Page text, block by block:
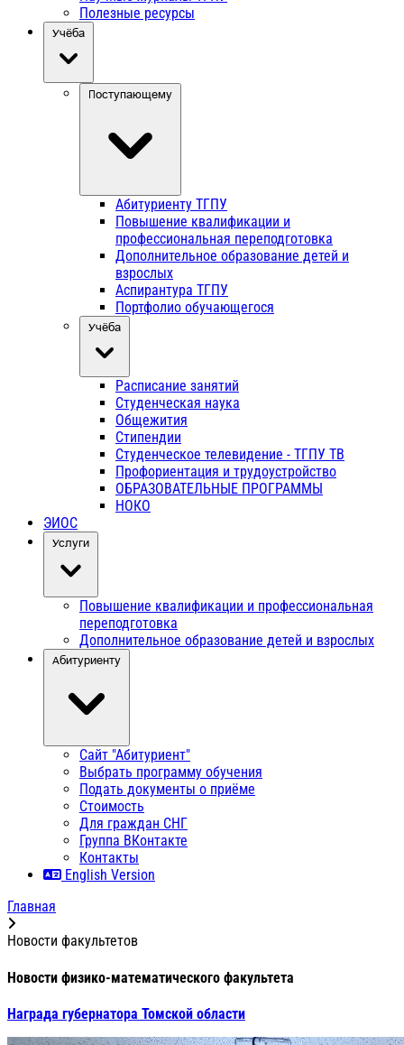
Полезные ресурсы
Учёба
Поступающему
Абитуриенту ТГПУ
Повышение квалификации и
профессиональная переподготовка
Дополнительное образование детей и
взрослых
Аспирантура ТГПУ
Портфолио обучающегося
Учёба
Расписание занятий
Студенческая наука
Общежития
Стипендии
Студенческое телевидение - ТГПУ ТВ
Профориентация и трудоустройство
ОБРАЗОВАТЕЛЬНЫЕ ПРОГРАММЫ
НОКО
ЭИОС
Услуги
Повышение квалификации и профессиональная
переподготовка
Дополнительное образование детей и взрослых
Абитуриенту
Сайт "Абитуриент"
Выбрать программу обучения
Подать документы о приёме
Стоимость
Для граждан СНГ
Группа ВКонтакте
Контакты
English Version
Главная
Новости факультетов
Новости физико-математического факультета
Награда губернатора Томской области